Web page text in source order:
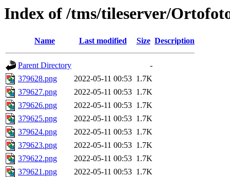
Index of /tms/tileserver/
Name Last modified Size Description
Parent Directory
-
379628.png
2022-05-11 00:53 1.7K
379627.png
2022-05-11 00:53 1.7K
379626.png
2022-05-11 00:53 1.7K
379625.png
2022-05-11 00:53 1.7K
379624.png
2022-05-11 00:53 1.7K
379623.png
2022-05-11 00:53 1.7K
379622.png
2022-05-11 00:53 1.7K
379621.png
2022-05-11 00:53 1.7K